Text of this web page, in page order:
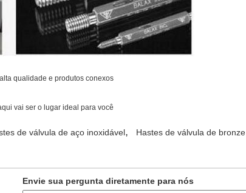
qualidade e produtos conexos
vai ser o lugar ideal para você
de válvula de aço inoxidável, Hastes de válvula de bronze
Envie sua pergunta diretamente para nós